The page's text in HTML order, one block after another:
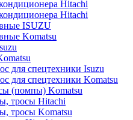
Hitachi
Hitachi
ISUZU
Komatsu
для спецтехники Isuzu
для спецтехники Komatsu
(помпы) Komatsu
тросы Hitachi
тросы Komatsu